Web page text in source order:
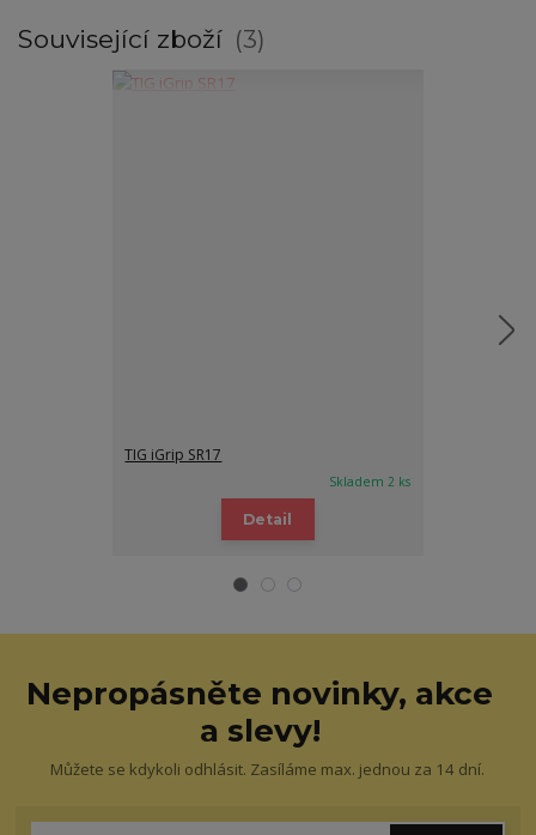
Související zboží 3
TIG iGrip SR17
Skladem 2 ks
Detail
Nepropásněte novinky, akce
a slevy!
Můžete se kdykoli odhlásit. Zasíláme max. jednou za 14 dní.